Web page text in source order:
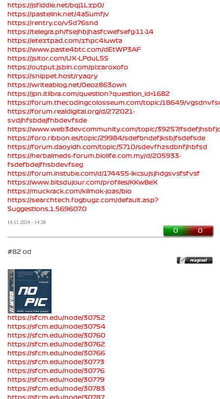
https://jsfiddle.net/bqj1Lxp0/
https://pastelink.net/4a5umfjv
https://rentry.co/v5d76snd
https://telegra.ph/fsejhbjhasfcwefsefg-11-14
https://etextpad.com/xhpc4iuwta
https://www.paste4btc.com/dEtWP3AF
https://jsitor.com/UX-LPduL5S
https://output.jsbin.com/pixaroxofo
https://snippet.host/ryaqry
https://writeablog.net/0eoz863own
https://jpn.itlibra.com/question?question_id=1682
https://forum.thecodingcolosseum.com/topic/18649/
https://forum.realdigital.org/d/272021-
svdjhfsbdejfhbdevfsde
https://www.web3devcommunity.com/topic/39257/
https://foro.ribbon.es/topic/29984/sdefbndefjksbjfsdefsde
https://forum.daoyidh.com/topic/5710/sdevfhzsdbnfjhbfsd
https://herbalmeds-forum.biolife.com.my/d/205933-
fsdefbdejfhsbdevfseg
https://forum.instube.com/d/174455-lkcsujsjhdgsvsfsfvsf
https://www.bitsdujour.com/profiles/KKwBeX
https://muckrack.com/kilmok-joas/bio
https://searchtech.fogbugz.com/default.asp?
Suggestions.1.569607.0
14.11.2024 - 14:38
0 0
#82 od
https://sfcm.edu/node/30752
https://sfcm.edu/node/30754
https://sfcm.edu/node/30760
https://sfcm.edu/node/30762
https://sfcm.edu/node/30766
https://sfcm.edu/node/30773
https://sfcm.edu/node/30776
https://sfcm.edu/node/30779
https://sfcm.edu/node/30783
https://sfcm.edu/node/30787